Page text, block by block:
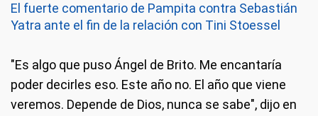
El fuerte comentario de Pampita contra Sebastián
Yatra ante el fin de la relación con Tini Stoessel
"Es algo que puso Ángel de Brito. Me encantaría
poder decirles eso. Este año no. El año que viene
veremos. Depende de Dios, nunca se sabe", dijo en